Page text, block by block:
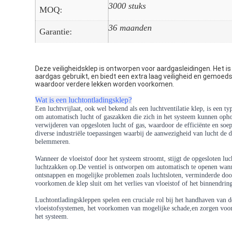
MOQ: 3000 stuks
Garantie: 36 maanden
Deze veiligheidsklep is ontworpen voor aardgasleidingen. Het
aardgas gebruikt, en biedt een extra laag veiligheid en
waardoor verdere lekken worden voorkomen.
Wat is een luchtontladingsklep?
Een luchtvrijlaat, ook wel bekend als een luchtventilatie klep, is een
om automatisch lucht of gaszakken die zich in het systeem kunnen
verwijderen van opgesloten lucht of gas, waardoor de efficiënte en
diverse industriële toepassingen waarbij de aanwezigheid van lucht de
belemmeren.
Wanneer de vloeistof door het systeem stroomt, stijgt de opgesloten
luchtzakken op.De ventiel is ontworpen om automatisch te openen
ontsnappen en mogelijke problemen zoals luchtsloten, verminderde
voorkomen.de klep sluit om het verlies van vloeistof of het
Luchtontladingskleppen spelen een cruciale rol bij het handhaven van
vloeistofsystemen, het voorkomen van mogelijke schade,en zorgen
het systeem.